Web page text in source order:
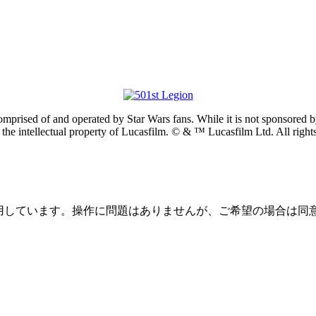
of and operated by Star Wars fans. While it is not
the intellectual property of Lucasfilm. © & ™ Lucasfilm Ltd. All
ています。操作に問題はありませんが、ご希望の場合は同